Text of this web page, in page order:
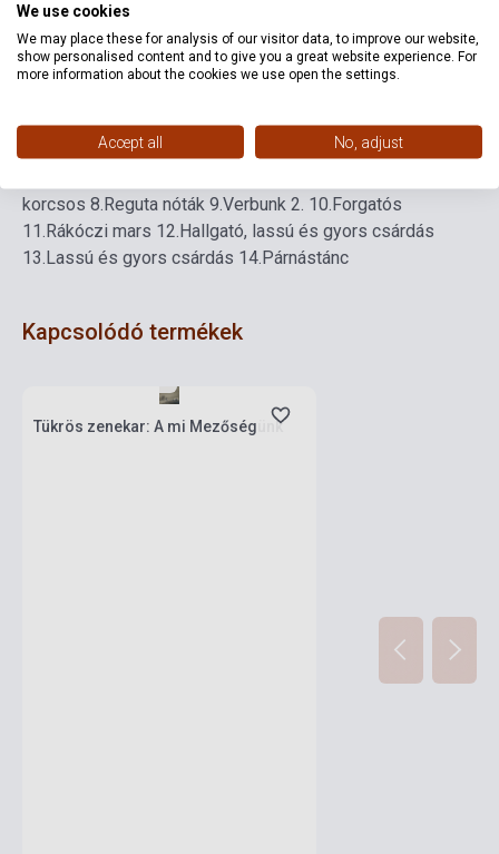
Részletes leírás Kapcsolódó linkek Vélemények
1.Verbunk2.Jártatós és forgatós 3.Szöktetôs4.Vármegye
korcsos 8.Reguta nóták 9.Verbunk 2. 10.Forgatós
11.Rákóczi mars 12.Hallgató, lassú és gyors csárdás
13.Lassú és gyors csárdás 14.Párnástánc
Kapcsolódó termékek
Tükrös zenekar: A mi Mezőségünk
We use cookies
We may place these for analysis of our visitor data, to improve our website,
show personalised content and to give you a great website experience. For
more information about the cookies we use open the settings.
Accept all No, adjust